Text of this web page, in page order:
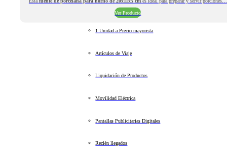
Ver Producto
1 Unidad a Precio mayorista
Artículos de Viaje
Liquidación de Productos
Movilidad Eléctrica
Pantallas Publicitarias Digitales
Recién llegados